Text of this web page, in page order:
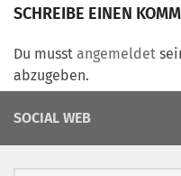
Marketing Pioniere
MarketingFrauen
Münchner
Mentoring
SCHREIBE EINEN
Du musst angemeldet
abzugeben.
SOCIAL WEB